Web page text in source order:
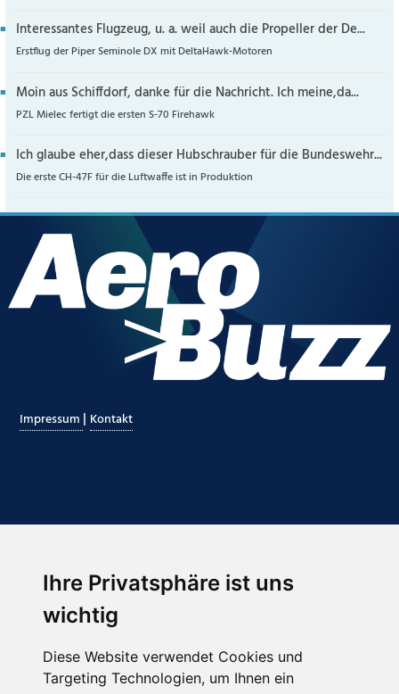
Ihre Privatsphäre ist uns
wichtig
Diese Website verwendet Cookies und
Targeting Technologien, um Ihnen ein
Interessantes Flugzeug, u. a. weil auch die Propeller der De...
Erstflug der Piper Seminole DX mit DeltaHawk-Motoren
Moin aus Schiffdorf, danke für die Nachricht. Ich meine,da...
PZL Mielec fertigt die ersten S-70 Firehawk
Ich glaube eher,dass dieser Hubschrauber für die Bundeswehr...
Die erste CH-47F für die Luftwaffe ist in Produktion
Impressum | Kontakt
Abonnieren Sie unseren Newsletter
Email*